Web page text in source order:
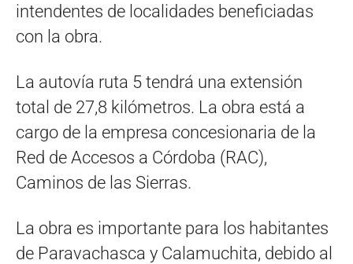
intendentes de localidades beneficiadas
con la obra.
La autovía ruta 5 tendrá una extensión
total de 27,8 kilómetros. La obra está a
cargo de la empresa concesionaria de la
Red de Accesos a Córdoba (RAC),
Caminos de las Sierras.
La obra es importante para los habitantes
de Paravachasca y Calamuchita, debido al